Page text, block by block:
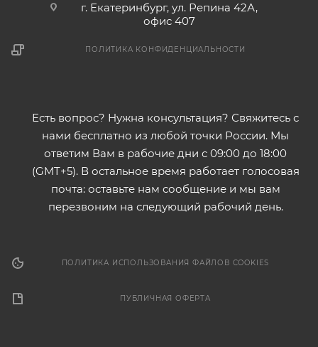
г. Екатеринбург, ул. Репина 42А,
офис 407
ПОЛИТИКА КОНФИДЕНЦИАЛЬНОСТИ
Есть вопрос? Нужна консультация? Свяжитесь с
нами бесплатно из любой точки России. Мы
ответим Вам в рабочие дни с 09:00 до 18:00
(GMT+5). В остальное время работает голосовая
почта: оставьте нам сообщение и мы вам
перезвоним на следующий рабочий день.
ПОЛИТИКА ИСПОЛЬЗОВАНИЯ ФАЙЛОВ COOKIES
ПУБЛИЧНАЯ ОФЕРТА